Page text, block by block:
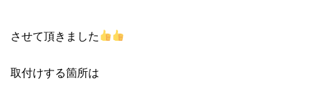
させて頂きました
取付けする箇所は